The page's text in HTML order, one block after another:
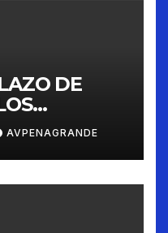
DE
2026
AVPENAGRANDE